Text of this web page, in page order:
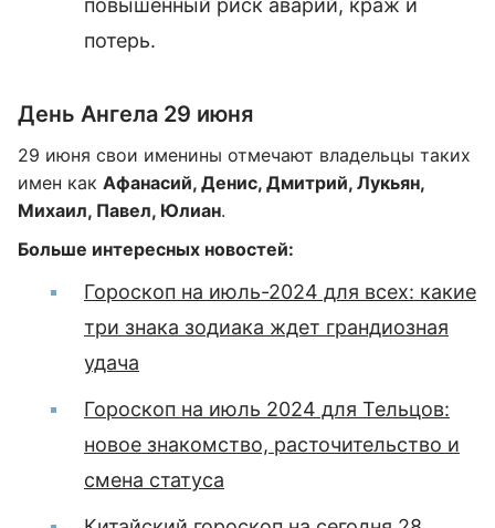
повышенный риск аварий, краж и
потерь.
День Ангела 29 июня
29 июня свои именины отмечают владельцы таких
имен как Афанасий, Денис, Дмитрий, Лукьян,
Михаил, Павел, Юлиан.
Больше интересных новостей:
Гороскоп на июль-2024 для всех: какие
три знака зодиака ждет грандиозная
удача
Гороскоп на июль 2024 для Тельцов:
новое знакомство, расточительство и
смена статуса